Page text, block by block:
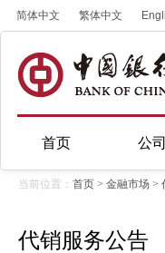
简体中文 繁体中文
首页 公
当前位置： 首页 > 金融市场 >
代销服务公告